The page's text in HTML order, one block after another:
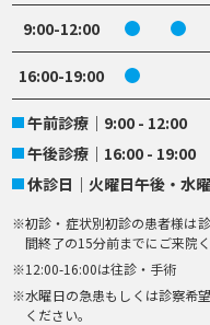
9:00-12:00
16:00-19:00
午前診療
9:00 - 12:00
午後診療
16:00 - 19:00
休診日
火曜日午後・水
初診・症状別初診の患者様は
間終了の15分前までにご来院く
12:00-16:00は往診・手術
水曜日の急患もしくは診察希
ください。